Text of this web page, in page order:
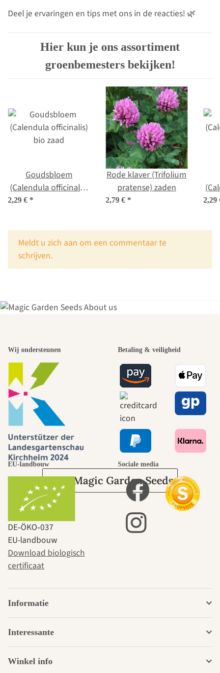
Deel je ervaringen en tips met ons in de reacties! 🌿
Hier kun je ons assortiment
groenbemesters bekijken!
Goudsbloem
(Calendula officinalis)
2,29 € *
Rode klaver (Trifolium
pratense) zaden
2,79 € * 2,29
x
Meldt u zich aan om een commentaar te
schrijven.
mooiste paden
naar onszelf
leidt door de
tuin.
Over Magic Garden Seeds
Wij ondersteunen Betaling & veiligheid
EU-landbouw
DE‑ÖKO‑037
EU-landbouw
Download biologisch
certificaat
Sociale media
Informatie
Interessante
Winkel info